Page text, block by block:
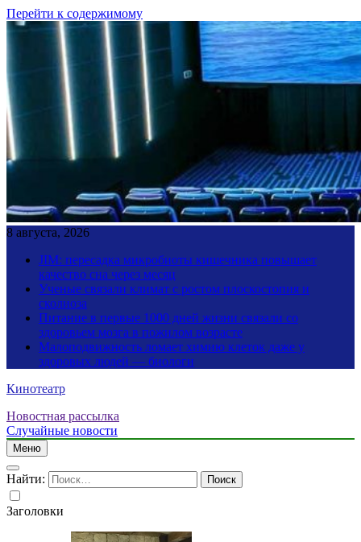
Перейти к содержимому
8 августа, 2026
JIM: пересадка микробиоты кишечника повышает
качество сна через месяц
Ученые связали климат с ростом плоскостопия и
сколиоза
Питание в первые 1000 дней жизни связали со
здоровьем мозга в пожилом возрасте
Малоподвижность ломает химию клеток даже у
здоровых людей — биологи
Кинотеатр
Новостная рассылка
Случайные новости
Меню
Найти:
Заголовки